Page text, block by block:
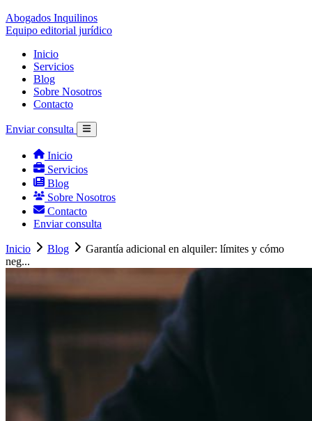
Abogados Inquilinos
Equipo editorial jurídico
Inicio
Servicios
Blog
Sobre Nosotros
Contacto
Enviar consulta
Inicio
Servicios
Blog
Sobre Nosotros
Contacto
Enviar consulta
Inicio Blog
Garantía adicional en alquiler: límites y cómo
neg...